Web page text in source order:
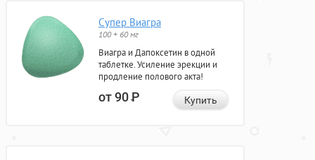
Супер Виагра
100 + 60 мг
Виагра и Дапоксетин в одной
таблетке. Усиление эрекции и
продление полового акта!
от 90Р Купить